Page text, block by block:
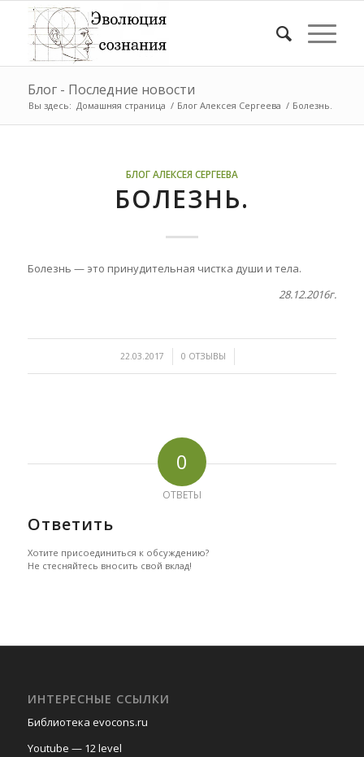
Блог - Последние новости
Вы здесь: Домашняя страница / Блог Алексея Сергеева / Болезнь.
БЛОГ АЛЕКСЕЯ СЕРГЕЕВА
БОЛЕЗНЬ.
Болезнь — это принудительная чистка души и тела.
28.12.2016г.
22.03.2017
/ 0 ОТЗЫВЫ
/
0
ОТВЕТЫ
Ответить
Хотите присоединиться к обсуждению?
Не стесняйтесь вносить свой вклад!
ИНТЕРЕСНЫЕ ССЫЛКИ
Библиотека evocons.ru
Youtube — 12 level